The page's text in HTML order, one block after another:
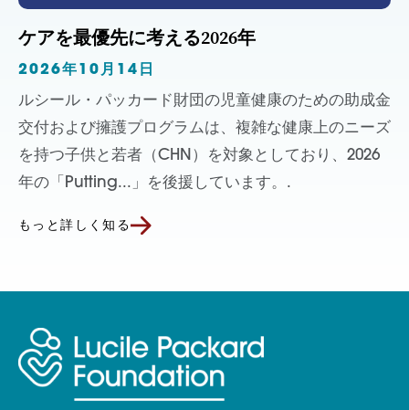
ケアを最優先に考える2026年
2026年10月14日
ルシール・パッカード財団の児童健康のための助成金
交付および擁護プログラムは、複雑な健康上のニーズ
を持つ子供と若者（CHN）を対象としており、2026
年の「Putting...」を後援しています。.
もっと詳しく知る